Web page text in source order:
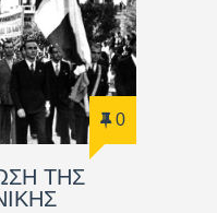
0
ΤΗΣ